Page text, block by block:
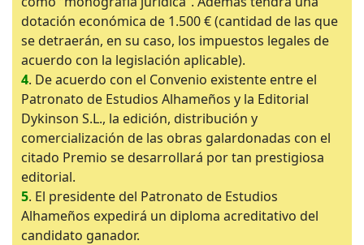
dotación económica de 1.500 € (cantidad de las que
se detraerán, en su caso, los impuestos legales de
acuerdo con la legislación aplicable).
4. De acuerdo con el Convenio existente entre el
Patronato de Estudios Alhameños y la Editorial
Dykinson S.L., la edición, distribución y
comercialización de las obras galardonadas con el
citado Premio se desarrollará por tan prestigiosa
editorial.
5. El presidente del Patronato de Estudios
Alhameños expedirá un diploma acreditativo del
candidato ganador.